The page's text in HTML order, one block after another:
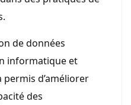
de données
informatique et
permis d’améliorer
des